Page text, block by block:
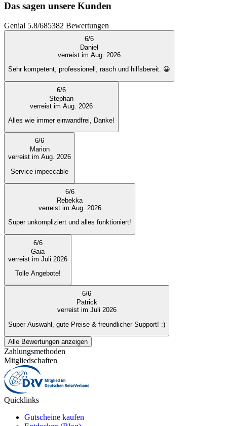
Das sagen unsere Kunden
Genial 5.8/685382 Bewertungen
6/6
Daniel
verreist im Aug. 2026
Sehr kompetent, professionell, rasch und hilfsbereit. 😀
6/6
Stephan
verreist im Aug. 2026
Alles wie immer einwandfrei, Danke!
6/6
Marion
verreist im Aug. 2026
Service impeccable
6/6
Rebekka
verreist im Aug. 2026
Super unkompliziert und alles funktioniert!
6/6
Gaia
verreist im Juli 2026
Tolle Angebote!
6/6
Patrick
verreist im Juli 2026
Super Auswahl, gute Preise & freundlicher Support! :)
Alle Bewertungen anzeigen
Zahlungsmethoden
Mitgliedschaften
Quicklinks
Gutscheine kaufen